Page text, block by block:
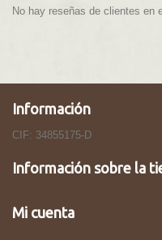
No hay reseñas de clientes en
Información
CIF: 34855175-D
Información sobre la
Mi cuenta